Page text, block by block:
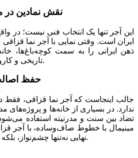
نقش نمادین
این آجر تنها یک انتخاب فنی نیست؛ در
ایران است. وقتی نمایی با آجر نما
ذهن ایرانی را به سمت کوچه‌باغ‌ها،
تاریخی و کاروان‌سراهای قدیمی می‌برد.
حفظ
جالب اینجاست که آجر نما قزاقی، فقط
ندارد. در بسیاری از خانه‌ها و پروژه‌های
تضاد بین سنت و مدرنیته استفاده
مینیمال با خطوط صاف‌وساده، با آجر
نهایی نه‌تنها چشم‌نواز، بلکه عمیق و باهویت خواهد بود.